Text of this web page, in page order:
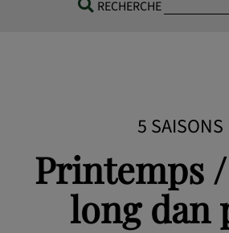
RECHERCHE
5 SAISONS
Printemps
long dan